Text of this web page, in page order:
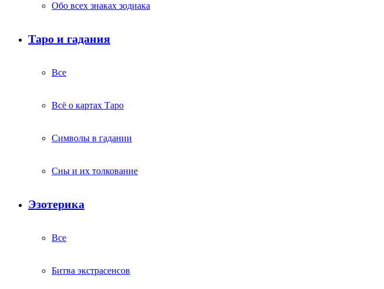
Обо всех знаках зодиака
Таро и гадания
Все
Всё о картах Таро
Символы в гадании
Сны и их толкование
Эзотерика
Все
Битва экстрасенсов